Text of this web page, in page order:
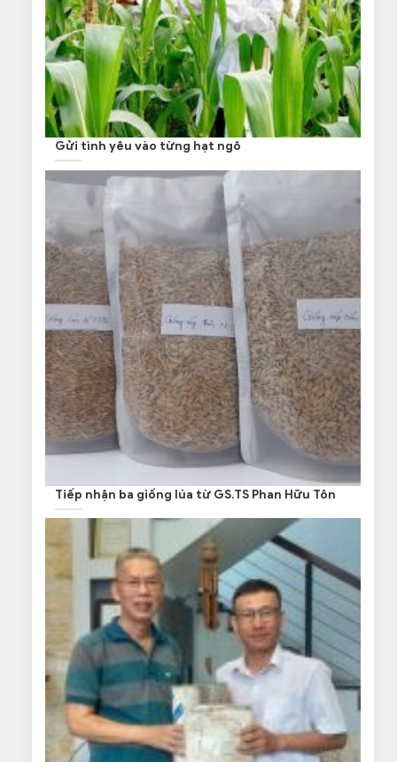
Gửi tình yêu vào từng hạt ngô
Tiếp nhận ba giống lúa từ GS.TS Phan Hữu Tôn